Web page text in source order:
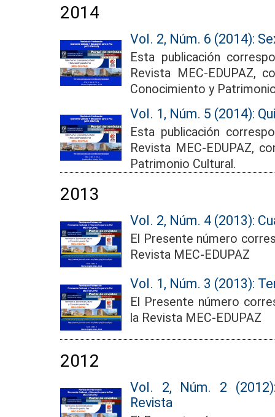
2014
Vol. 2, Núm. 6 (2014):
Esta publicación
Revista MEC-EDUPAZ,
Conocimiento y
Vol. 1, Núm. 5 (2014):
Esta publicación
Revista MEC-EDUPAZ,
Patrimonio Cultural.
2013
Vol. 2, Núm. 4 (2013):
El Presente número
Revista MEC-EDUPAZ
Vol. 1, Núm. 3 (2013):
El Presente número
la Revista MEC-EDUPAZ
2012
Vol. 2, Núm. 2
Revista